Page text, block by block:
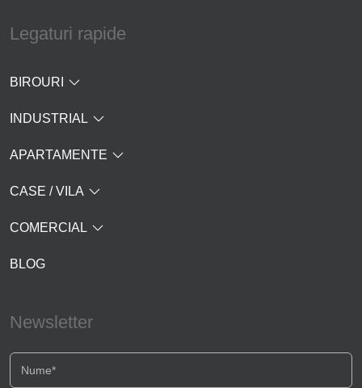
Legaturi rapide
BIROURI
INDUSTRIAL
APARTAMENTE
CASE / VILA
COMERCIAL
BLOG
Newsletter